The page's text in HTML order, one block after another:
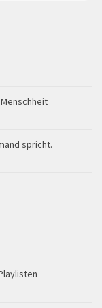
spricht.